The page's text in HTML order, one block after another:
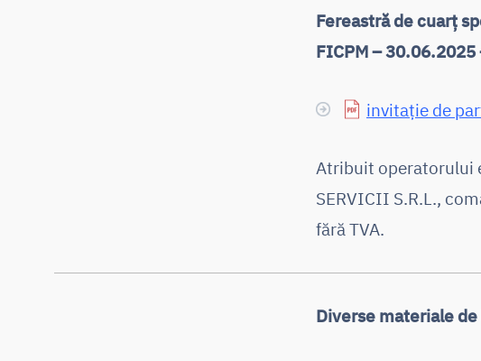
Fereastră de cuarț
FICPM –
invitație de
Atribuit operatorului
SERVICII S.R.L.,
fără TVA.
Diverse materiale